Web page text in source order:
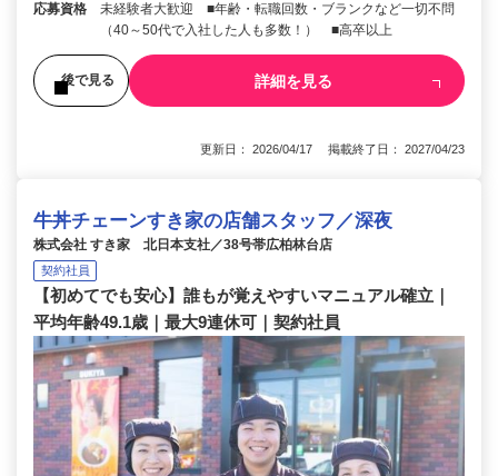
応募資格
未経験者大歓迎 ■年齢・転職回数・ブランクなど一切不問
（40～50代で入社した人も多数！） ■高卒以上
後で見る 詳細を見る
更新日： 2026/04/17 掲載終了日： 2027/04/23
牛丼チェーンすき家の店舗スタッフ／深夜
株式会社 すき家 北日本支社／38号帯広柏林台店
契約社員
【初めてでも安心】誰もが覚えやすいマニュアル確立｜
平均年齢49.1歳｜最大9連休可｜契約社員